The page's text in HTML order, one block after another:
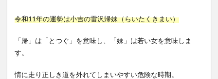
令和11年の運勢は小吉の雷沢帰妹（らいたくきまい）
「帰」は「とつぐ」を意味し、「妹」は若い女を意味しま
す。
情に走り正しき道を外れてしまいやすい危険な時期。